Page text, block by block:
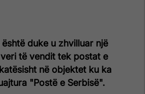
është duke u zhvilluar një
të vendit tek postat e
në objektet ku ka
"Postë e Serbisë".